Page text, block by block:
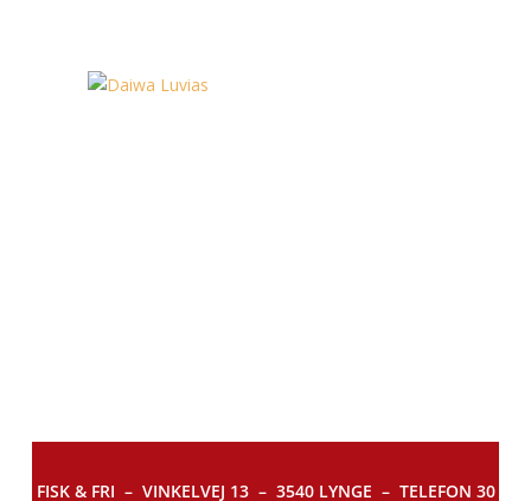
FISK & FRI – VINKELVEJ 13 – 3540 LYNGE – TELEFON 30